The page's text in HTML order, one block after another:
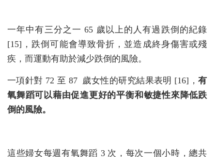
一年中有三分之一 65 歲以上的人有過跌倒的紀錄
[15]，跌倒可能會導致骨折，並造成終身傷害或殘
疾，而運動有助於減少跌倒的風險。
一項針對 72 至 87 歲女性的研究結果表明 [16]，有
氧舞蹈可以藉由促進更好的平衡和敏捷性來降低跌
倒的風險。
這些婦女每週有氧舞蹈 3 次，每次一個小時，總共